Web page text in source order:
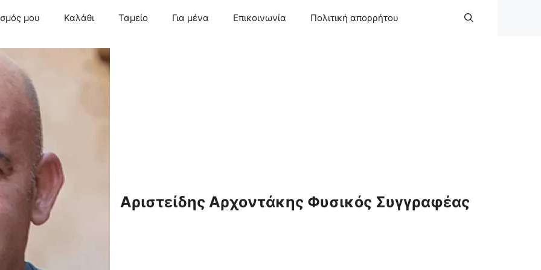
μου Καλάθι Ταμείο Για μένα Επικοινωνία Πολιτική απορρήτου
Αριστείδης Αρχοντάκης Φυσικός Συγγραφέας